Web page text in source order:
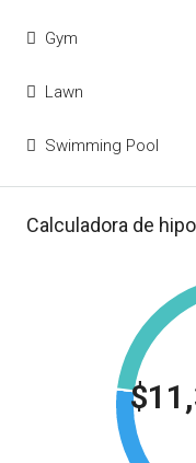
Gym
Lawn
Swimming Pool
Calculadora de